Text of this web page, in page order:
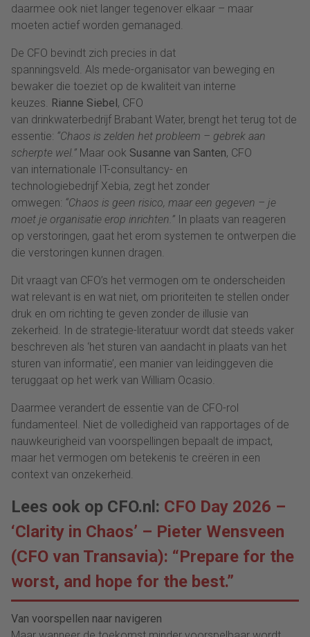
daarmee ook niet langer tegenover elkaar – maar
moeten actief worden gemanaged.
De CFO bevindt zich precies in dat
spanningsveld. Als mede-organisator van beweging en
bewaker die toeziet op de kwaliteit van interne
keuzes. Rianne Siebel , CFO
van drinkwaterbedrijf Brabant Water, brengt het terug tot de
essentie: “Chaos is zelden het probleem – gebrek aan
scherpte wel.” Maar ook Susanne van Santen, CFO
van internationale IT-consultancy- en
technologiebedrijf Xebia, zegt het zonder
omwegen: “Chaos is geen risico, maar een gegeven – je
moet je organisatie erop inrichten.” In plaats van reageren
op verstoringen, gaat het erom systemen te ontwerpen die
die verstoringen kunnen dragen.
Dit vraagt van CFO’s het vermogen om te onderscheiden
wat relevant is en wat niet, om prioriteiten te stellen onder
druk en om richting te geven zonder de illusie van
zekerheid. In de strategie-literatuur wordt dat steeds vaker
beschreven als ‘het sturen van aandacht in plaats van het
sturen van informatie’, een manier van leidinggeven die
teruggaat op het werk van William Ocasio.
Daarmee verandert de essentie van de CFO-rol
fundamenteel. Niet de volledigheid van rapportages of de
nauwkeurigheid van voorspellingen bepaalt de impact,
maar het vermogen om betekenis te creëren in een
context van onzekerheid.
Lees ook op CFO.nl: CFO Day 2026 –
‘Clarity in Chaos’ – Pieter Wensveen
(CFO van Transavia): “Prepare for the
worst, and hope for the best.”
Van voorspellen naar navigeren